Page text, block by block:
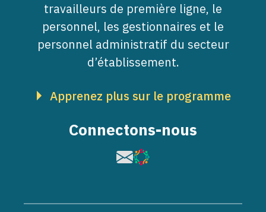
travailleurs de première ligne, le
personnel, les gestionnaires et le
personnel administratif du secteur
d’établissement.
Apprenez plus sur le programme
Connectons-nous
Image
Image